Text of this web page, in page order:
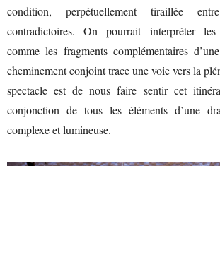
condition, perpétuellement tiraillée
contradictoires. On pourrait interpréter les
comme les fragments complémentaires
cheminement conjoint trace une voie vers la
spectacle est de nous faire sentir cet
conjonction de tous les éléments d’une
complexe et lumineuse.